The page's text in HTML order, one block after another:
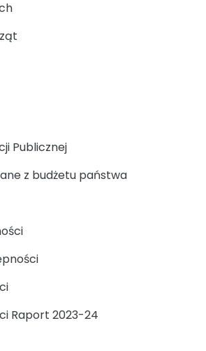
Publicznej
z budżetu państwa
Raport 2023-24